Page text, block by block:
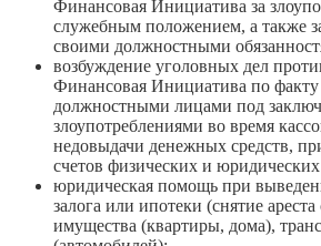
Финансовая Инициатива за
служебным положением, а также
своими должностными
возбуждение уголовных дел
Финансовая Инициатива по
должностными лицами под
злоупотреблениями во время
недовыдачи денежных средств,
счетов физических и
юридическая помощь при
залога или ипотеки (снятие
имущества (квартиры, дома),